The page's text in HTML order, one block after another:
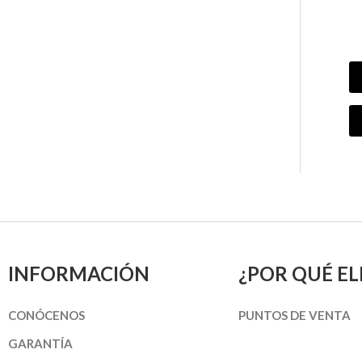
INFORMACIÓN
CONÓCENOS
GARANTÍA
¿POR QUÉ
PUNTOS DE VENTA